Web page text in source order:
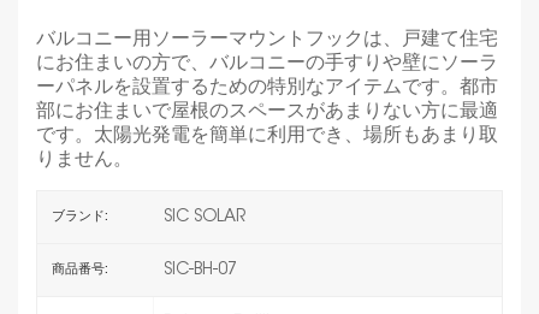
バルコニー用ソーラーマウントフックは、戸建て住宅
にお住まいの方で、バルコニーの手すりや壁にソーラ
ーパネルを設置するための特別なアイテムです。都市
部にお住まいで屋根のスペースがあまりない方に最適
です。太陽光発電を簡単に利用でき、場所もあまり取
りません。
ブランド: SIC SOLAR
商品番号: SIC-BH-07